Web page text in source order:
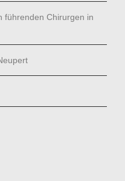
führenden Chirurgen in